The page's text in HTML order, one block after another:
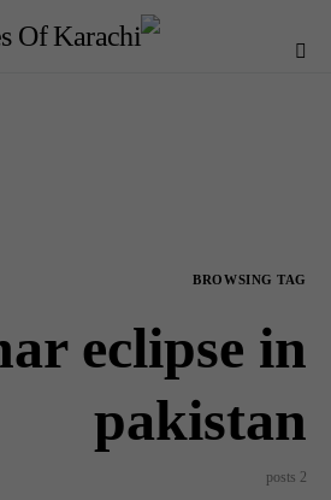
BROWSING TAG
eclipse in
pakistan
2 posts